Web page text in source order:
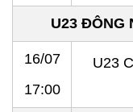
U23 ĐÔNG
16/07
17:00
U23